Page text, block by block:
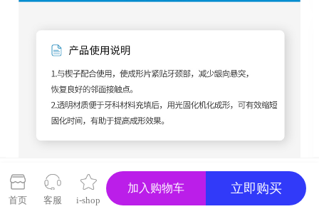
首页 客服 i-shop
加入购物车 立即购买
关闭